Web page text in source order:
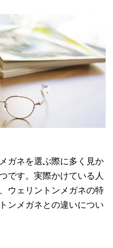
ガネを選ぶ際に多く見か
です。実際かけている人
ウェリントンメガネの特
ンメガネとの違いについ